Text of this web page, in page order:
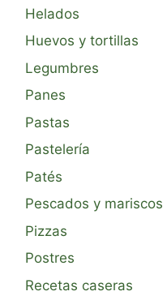
Helados
Huevos y tortillas
Legumbres
Panes
Pastas
Pastelería
Patés
Pescados y mariscos
Pizzas
Postres
Recetas caseras